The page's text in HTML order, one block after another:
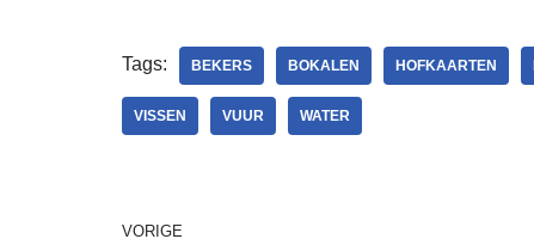
Tags: BEKERS BOKALEN HOFKAARTEN
VISSEN VUUR WATER
VORIGE